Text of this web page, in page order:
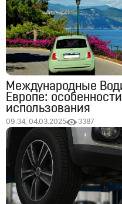
Международные
Европе:
использования
09:34, 04.03.2025 3387